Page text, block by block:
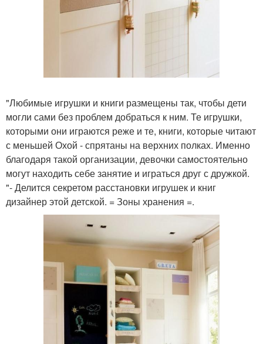
"Любимые игрушки и книги размещены так, чтобы дети
могли сами без проблем добраться к ним. Те игрушки,
которыми они играются реже и те, книги, которые читают
с меньшей Охой - спрятаны на верхних полках. Именно
благодаря такой организации, девочки самостоятельно
могут находить себе занятие и играться друг с дружкой.
"- Делится секретом расстановки игрушек и книг
дизайнер этой детской. = Зоны хранения =.